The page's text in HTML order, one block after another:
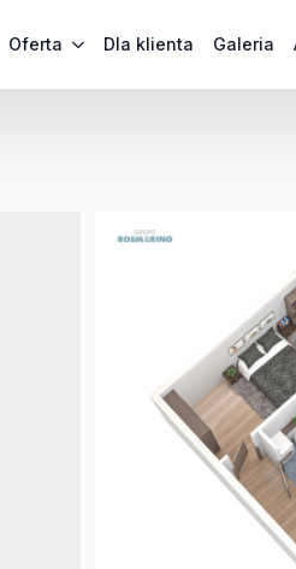
Oferta Dla klienta Galeria